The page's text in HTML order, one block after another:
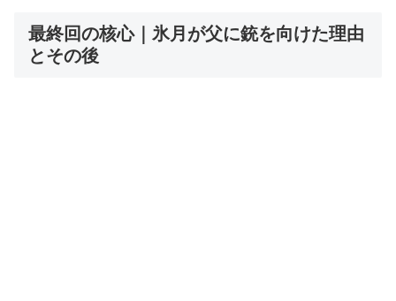
最終回の核心｜氷月が父に銃を向けた理由
とその後